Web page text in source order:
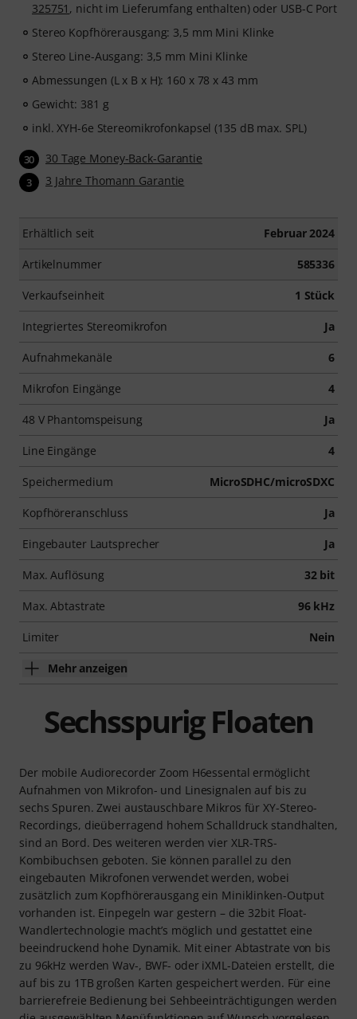
325751 , nicht im Lieferumfang enthalten) oder USB-C Port
Stereo Kopfhörerausgang: 3,5 mm Mini Klinke
Stereo Line-Ausgang: 3,5 mm Mini Klinke
Abmessungen (L x B x H): 160 x 78 x 43 mm
Gewicht: 381 g
inkl. XYH-6e Stereomikrofonkapsel (135 dB max. SPL)
30 30 Tage Money-Back-Garantie
3 3 Jahre Thomann Garantie
Erhältlich seit Februar 2024
Artikelnummer 585336
Verkaufseinheit 1 Stück
Integriertes Stereomikrofon Ja
Aufnahmekanäle 6
Mikrofon Eingänge 4
48 V Phantomspeisung Ja
Line Eingänge 4
Speichermedium MicroSDHC/microSDXC
Kopfhöreranschluss Ja
Eingebauter Lautsprecher Ja
Max. Auflösung 32 bit
Max. Abtastrate 96 kHz
Limiter Nein
Mehr anzeigen
Sechsspurig Floaten
Der mobile Audiorecorder Zoom H6essental ermöglicht
Aufnahmen von Mikrofon- und Linesignalen auf bis zu
sechs Spuren. Zwei austauschbare Mikros für XY-Stereo-
Recordings, dieüberragend hohem Schalldruck standhalten,
sind an Bord. Des weiteren werden vier XLR-TRS-
Kombibuchsen geboten. Sie können parallel zu den
eingebauten Mikrofonen verwendet werden, wobei
zusätzlich zum Kopfhörerausgang ein Miniklinken-Output
vorhanden ist. Einpegeln war gestern – die 32bit Float-
Wandlertechnologie macht’s möglich und gestattet eine
beeindruckend hohe Dynamik. Mit einer Abtastrate von bis
zu 96kHz werden Wav-, BWF- oder iXML-Dateien erstellt, die
auf bis zu 1TB großen Karten gespeichert werden. Für eine
barrierefreie Bedienung bei Sehbeeinträchtigungen werden